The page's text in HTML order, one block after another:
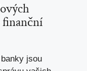
jsou